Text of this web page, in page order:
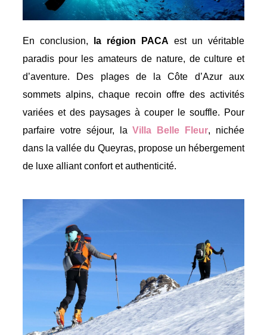
En conclusion, la région PACA est un véritable
paradis pour les amateurs de nature, de culture et
d’aventure. Des plages de la Côte d’Azur aux
sommets alpins, chaque recoin offre des activités
variées et des paysages à couper le souffle. Pour
parfaire votre séjour, laVilla Belle Fleur, nichée
dans la vallée du Queyras, propose un hébergement
de luxe alliant confort et authenticité.